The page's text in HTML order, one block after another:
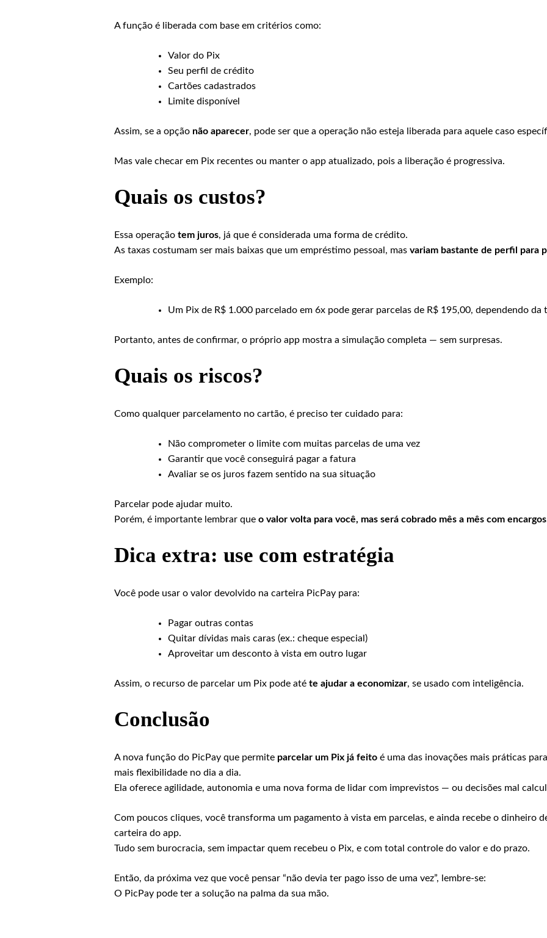
A função é liberada com base em critérios como:
Valor do Pix
Seu perfil de crédito
Cartões cadastrados
Limite disponível
Assim, se a opção não aparecer, pode ser que a operação não esteja liberada para aquele caso
Mas vale checar em Pix recentes ou manter o app atualizado, pois a liberação é progressiva.
Quais os custos?
Essa operação tem juros, já que é considerada uma forma de crédito.
As taxas costumam ser mais baixas que um empréstimo pessoal, mas variam bastante de perfil para
Exemplo:
Um Pix de R$ 1.000 parcelado em 6x pode gerar parcelas de R$ 195,00, dependendo da
Portanto, antes de confirmar, o próprio app mostra a simulação completa — sem surpresas.
Quais os riscos?
Como qualquer parcelamento no cartão, é preciso ter cuidado para:
Não comprometer o limite com muitas parcelas de uma vez
Garantir que você conseguirá pagar a fatura
Avaliar se os juros fazem sentido na sua situação
Parcelar pode ajudar muito.
Porém, é importante lembrar que o valor volta para você, mas será cobrado mês a mês com encargos
Dica extra: use com estratégia
Você pode usar o valor devolvido na carteira PicPay para:
Pagar outras contas
Quitar dívidas mais caras (ex.: cheque especial)
Aproveitar um desconto à vista em outro lugar
Assim, o recurso de parcelar um Pix pode até te ajudar a economizar, se usado com inteligência.
Conclusão
A nova função do PicPay que permite parcelar um Pix já feito é uma das inovações mais práticas
mais flexibilidade no dia a dia.
Ela oferece agilidade, autonomia e uma nova forma de lidar com imprevistos — ou decisões mal
Com poucos cliques, você transforma um pagamento à vista em parcelas, e ainda recebe o dinheiro
carteira do app.
Tudo sem burocracia, sem impactar quem recebeu o Pix, e com total controle do valor e do prazo.
Então, da próxima vez que você pensar “não devia ter pago isso de uma vez”, lembre-se:
O PicPay pode ter a solução na palma da sua mão.